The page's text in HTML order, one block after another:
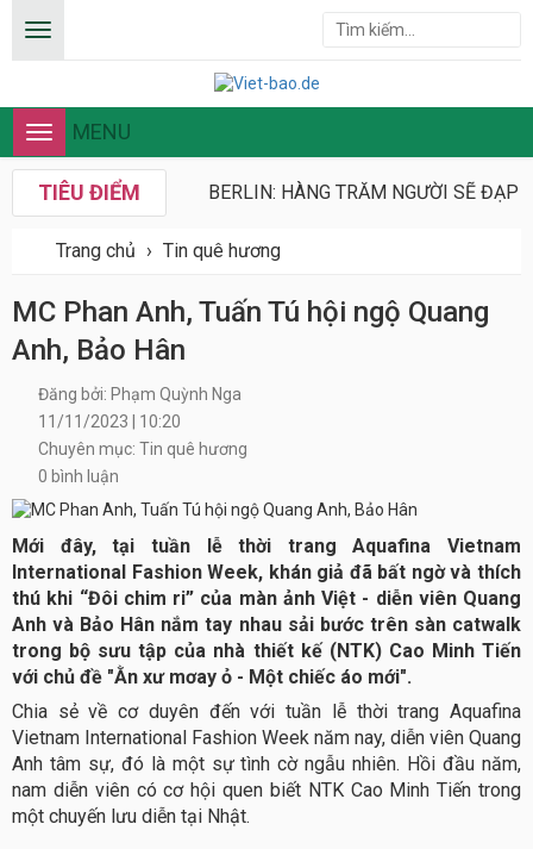
Toggle
navigation
MENU
TIÊU ĐIỂM BERLIN: HÀNG TRĂM NGƯỜI SẼ ĐẠP
Trang chủ › Tin quê hương
MC Phan Anh, Tuấn Tú hội ngộ Quang
Anh, Bảo Hân
Đăng bởi: Phạm Quỳnh Nga
11/11/2023 | 10:20
Chuyên mục: Tin quê hương
0 bình luận
Mới đây, tại tuần lễ thời trang Aquafina Vietnam
International Fashion Week, khán giả đã bất ngờ và thích
thú khi “Đôi chim ri” của màn ảnh Việt - diễn viên Quang
Anh và Bảo Hân nắm tay nhau sải bước trên sàn catwalk
trong bộ sưu tập của nhà thiết kế (NTK) Cao Minh Tiến
với chủ đề "Ằn xư mơay ỏ - Một chiếc áo mới".
Chia sẻ về cơ duyên đến với tuần lễ thời trang Aquafina
Vietnam International Fashion Week năm nay, diễn viên Quang
Anh tâm sự, đó là một sự tình cờ ngẫu nhiên. Hồi đầu năm,
nam diễn viên có cơ hội quen biết NTK Cao Minh Tiến trong
một chuyến lưu diễn tại Nhật.